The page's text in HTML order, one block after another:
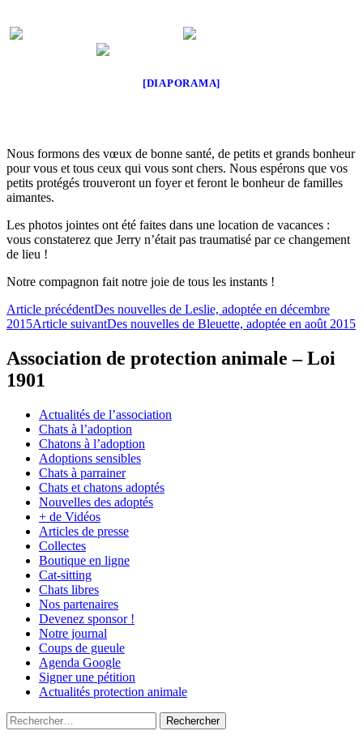
[DIAPORAMA]
Nous formons des vœux de bonne santé, de petits et grands bonheur
pour vous et tous ceux qui vous sont chers. Nous espérons que vos
petits protégés trouveront un foyer et feront le bonheur de familles
aimantes.
Les photos jointes ont été faites dans une location de vacances :
vous constaterez que Jerry n’était pas traumatisé par ce changement
de lieu !
Notre compagnon fait notre joie de tous les instants !
Navigation
des
articles
Article précédentDes nouvelles de Leslie, adoptée en décembre
2015Article suivantDes nouvelles de Bleuette, adoptée en août 2015
Association de protection animale – Loi
1901
Actualités de l’association
Chats à l’adoption
Chatons à l’adoption
Adoptions sensibles
Chats à parrainer
Chats et chatons adoptés
Nouvelles des adoptés
+ de Vidéos
Articles de presse
Collectes
Boutique en ligne
Cat-sitting
Chats libres
Nos partenaires
Devenez sponsor !
Notre journal
Coups de gueule
Agenda Google
Signer une pétition
Actualités protection animale
Rechercher :